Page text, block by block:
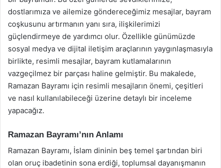
dostlarımıza ve ailemize göndereceğimiz mesajlar, bayram
coşkusunu artırmanın yanı sıra, ilişkilerimizi
güçlendirmeye de yardımcı olur. Özellikle günümüzde
sosyal medya ve dijital iletişim araçlarının yaygınlaşmasıyla
birlikte, resimli mesajlar, bayram kutlamalarının
vazgeçilmez bir parçası haline gelmiştir. Bu makalede,
Ramazan Bayramı için resimli mesajların önemi, çeşitleri
ve nasıl kullanılabileceği üzerine detaylı bir inceleme
yapacağız.
Ramazan Bayramı’nın Anlamı
Ramazan Bayramı, İslam dininin beş temel şartından biri
olan oruç ibadetinin sona erdiği, toplumsal dayanışmanın